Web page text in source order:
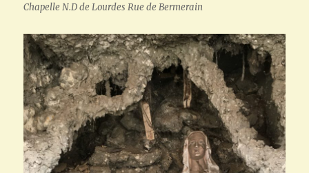
Chapelle N.D de Lourdes Rue de Bermerain